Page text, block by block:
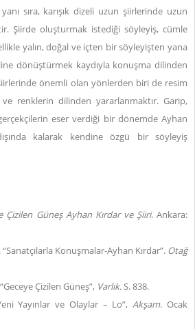
sıra, karışık dizeli uzun şiirlerinde uzun
Şiirde oluşturmak istediği söyleyiş, cümle
yalın, doğal ve içten bir söyleyişten yana
dönüştürmek kaydıyla konuşma dilinden
önemli olan yönlerden biri de resim
renklerin dilinden yararlanmaktır. Garip,
eser verdiği bir dönemde Ayhan
kalarak kendine özgü bir söyleyiş
Çizilen Güneş Ayhan Kırdar ve Şiiri. Ankara:
Konuşmalar-Ayhan Kırdar”. Otağ
Çizilen Güneş”, Varlık.S. 838.
Yayınlar ve Olaylar – Lo”,Akşam. Ocak